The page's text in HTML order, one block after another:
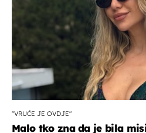
"VRUĆE JE OVDJE"
Malo tko zna da je bila